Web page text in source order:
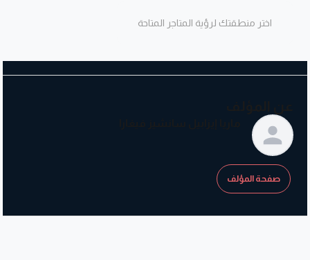
اختر منطقتك لرؤية المتاجر المتاحة
صفحة المؤلف